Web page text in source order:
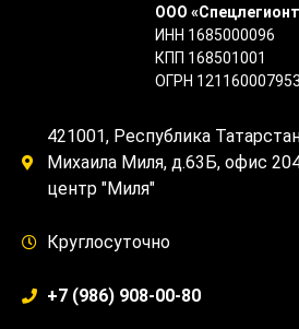
ООО
ИНН 1685000096
КПП 168501001
ОГРН
421001, Республика
Михаила Миля, д.63Б, офис
центр "Миля"
Круглосуточно
+7 (986) 908-00-80